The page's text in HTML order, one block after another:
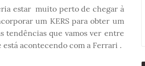
estar muito perto de chegar à
um KERS para obter um
tendências que vamos ver entre
acontecendo com a Ferrari .